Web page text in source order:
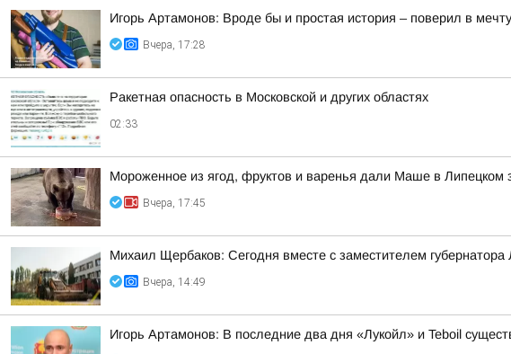
Игорь Артамонов: Вроде бы и простая история – поверил в
Вчера, 17:28
Ракетная опасность в Московской и других областях
02:33
Мороженное из ягод, фруктов и варенья дали Маше в Липецком
Вчера, 17:45
Михаил Щербаков: Сегодня вместе с заместителем
Вчера, 14:49
Игорь Артамонов: В последние два дня «Лукойл» и Teboil